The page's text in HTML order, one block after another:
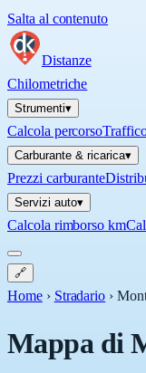
Salta al contenuto
Distanze
Chilometriche
Strumenti▾
Calcola percorso
Carburante & ricarica▾
Prezzi carburante
Servizi auto▾
Calcola rimborso km
🔗
Home › Stradario ›
Mappa di